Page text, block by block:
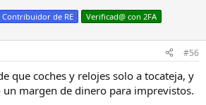
Contribuidor de RE Verificad@ con 2FA
#56
que coches y relojes solo a tocateja, y
margen de dinero para imprevistos.